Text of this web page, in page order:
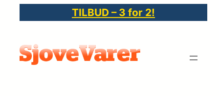
indhold
TILBUD – 3 for 2!